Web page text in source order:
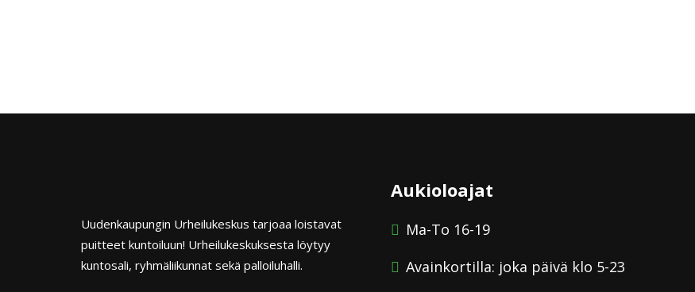
Uudenkaupungin Urheilukeskus tarjoaa loistavat
puitteet kuntoiluun! Urheilukeskuksesta löytyy
kuntosali, ryhmäliikunnat sekä palloiluhalli.
Aukioloajat
Ma-To 16-19
Avainkortilla: joka päivä klo 5-23